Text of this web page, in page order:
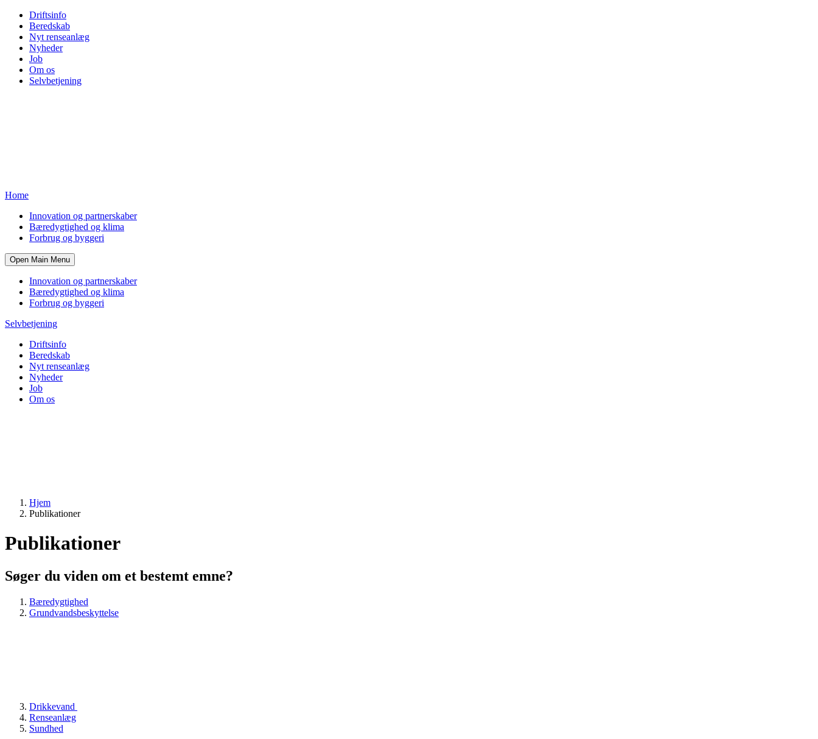
Driftsinfo
Beredskab
Nyt renseanlæg
Nyheder
Job
Om os
Selvbetjening
Home
Innovation og partnerskaber
Bæredygtighed og klima
Forbrug og byggeri
Open Main Menu
Innovation og partnerskaber
Bæredygtighed og klima
Forbrug og byggeri
Selvbetjening
Driftsinfo
Beredskab
Nyt renseanlæg
Nyheder
Job
Om os
Hjem
Publikationer
Publikationer
Søger du viden om et bestemt emne?
Bæredygtighed
Grundvandsbeskyttelse
Drikkevand
Renseanlæg
Sundhed